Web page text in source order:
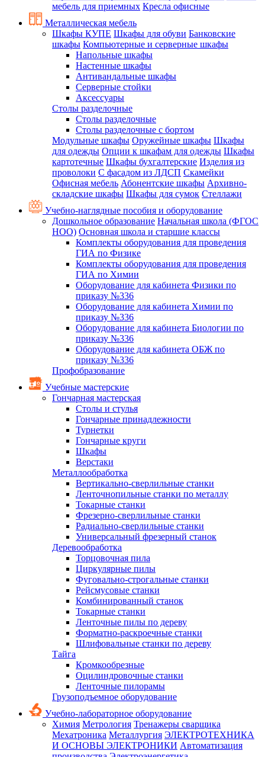
мебель для приемных Кресла офисные
Металлическая мебель
Шкафы КУПЕ Шкафы для обуви Банковские
шкафы Компьютерные и серверные шкафы
Напольные шкафы
Настенные шкафы
Антивандальные шкафы
Серверные стойки
Аксессуары
Столы разделочные
Столы разделочные
Столы разделочные с бортом
Модульные шкафы Оружейные шкафы Шкафы
для одежды Опции к шкафам для одежды Шкафы
картотечные Шкафы бухгалтерские Изделия из
проволоки С фасадом из ЛДСП Скамейки
Офисная мебель Абонентские шкафы Архивно-
складские шкафы Шкафы для сумок Стеллажи
Учебно-наглядные пособия и оборудование
Дошкольное образование Начальная школа (ФГОС
НОО) Основная школа и старшие классы
Комплекты оборудования для проведения
ГИА по Физике
Комплекты оборудования для проведения
ГИА по Химии
Оборудование для кабинета Физики по
приказу №336
Оборудование для кабинета Химии по
приказу №336
Оборудование для кабинета Биологии по
приказу №336
Оборудование для кабинета ОБЖ по
приказу №336
Профобразование
Учебные мастерские
Гончарная мастерская
Столы и стулья
Гончарные принадлежности
Турнетки
Гончарные круги
Шкафы
Верстаки
Металлообработка
Вертикально-сверлильные станки
Ленточнопильные станки по металлу
Токарные станки
Фрезерно-сверлильные станки
Радиально-сверлильные станки
Универсальный фрезерный станок
Деревообработка
Торцовочная пила
Циркулярные пилы
Фуговально-строгальные станки
Рейсмусовые станки
Комбинированный станок
Токарные станки
Ленточные пилы по дереву
Форматно-раскроечные станки
Шлифовальные станки по дереву
Тайга
Кромкообрезные
Оцилиндровочные станки
Ленточные пилорамы
Грузоподъемное оборудование
Учебно-лабораторное оборудование
Химия Метрология Тренажеры сварщика
Мехатроника Металлургия ЭЛЕКТРОТЕХНИКА
И ОСНОВЫ ЭЛЕКТРОНИКИ Автоматизация